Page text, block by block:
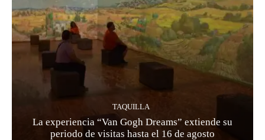
TAQUILLA
La experiencia “Van Gogh Dreams” extiende su
periodo de visitas hasta el 16 de agosto